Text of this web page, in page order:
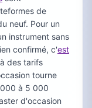
de
neuf. Pour un
instrument sans
confirmé, c'est
des tarifs
tourne
à 5 000
d'occasion